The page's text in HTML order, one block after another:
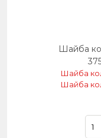
Шайба
Шайба
Шайба